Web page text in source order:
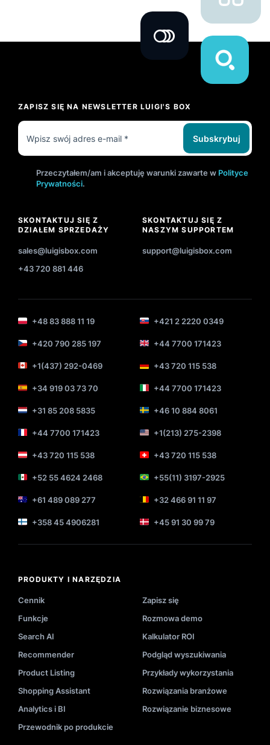
ZAPISZ SIĘ NA NEWSLETTER LUIGI'S BOX
Subskrybuj
Przeczytałem/am i akceptuję warunki zawarte w Polityce
Prywatności.
SKONTAKTUJ SIĘ Z
DZIAŁEM SPRZEDAŻY
sales@luigisbox.com
+43 720 881 446
SKONTAKTUJ SIĘ Z
NASZYM SUPPORTEM
support@luigisbox.com
+48 83 888 11 19 +421 2 2220 0349
+420 790 285 197 +44 7700 171423
+1(437) 292-0469 +43 720 115 538
+34 919 03 73 70 +44 7700 171423
+31 85 208 5835 +46 10 884 8061
+44 7700 171423 +1(213) 275-2398
+43 720 115 538 +43 720 115 538
+52 55 4624 2468 +55(11) 3197-2925
+61 489 089 277 +32 466 91 11 97
+358 45 4906281 +45 91 30 99 79
PRODUKTY I NARZĘDZIA
Cennik
Zapisz się
Funkcje
Rozmowa demo
Search AI
Kalkulator ROI
Recommender
Podgląd wyszukiwania
Product Listing
Przykłady wykorzystania
Shopping Assistant
Rozwiązania branżowe
Analytics i BI
Rozwiązanie biznesowe
Przewodnik po produkcie